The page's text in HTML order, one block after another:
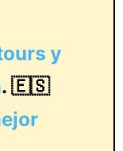
y
. 🇪🇸